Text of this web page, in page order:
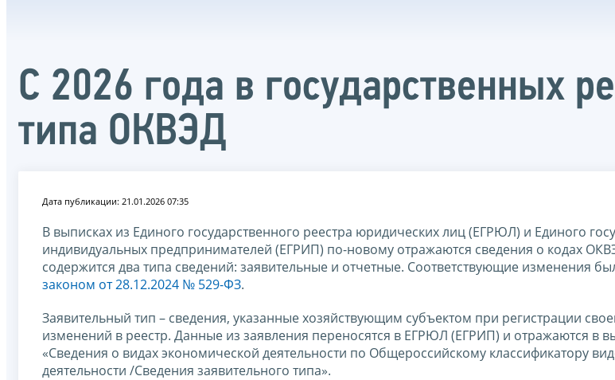
С 2026 года в государственных
типа ОКВЭД
Дата публикации: 21.01.2026 07:35
В выписках из Единого государственного реестра юридических лиц (ЕГРЮЛ) и Единого
индивидуальных предпринимателей (ЕГРИП) по-новому отражаются сведения о кодах
содержится два типа сведений: заявительные и отчетные. Соответствующие изменения
законом от 28.12.2024 № 529-ФЗ.
Заявительный тип – сведения, указанные хозяйствующим субъектом при регистрации
изменений в реестр. Данные из заявления переносятся в ЕГРЮЛ (ЕГРИП) и отражаются в
«Сведения о видах экономической деятельности по Общероссийскому классификатору
деятельности /Сведения заявительного типа».